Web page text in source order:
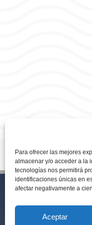
Para ofrecer las mejores
almacenar y/o acceder a la
tecnologías nos permitirá
identificaciones únicas en
afectar negativamente a
Aceptar